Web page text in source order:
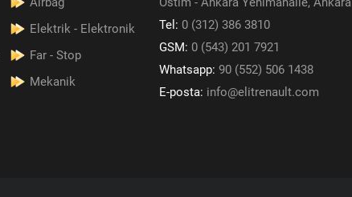
Elektrik - Elektronik
Far - Stop
Mekanik
Tel: 0 (312) 386 3810
GSM: 0 (543) 201 7921
Whatsapp: 90 (552) 506 1438
E-posta: info@elitrenault.com